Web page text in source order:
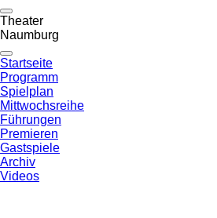
Theater
Naumburg
Startseite
Programm
Spielplan
Mittwochsreihe
Führungen
Premieren
Gastspiele
Archiv
Videos